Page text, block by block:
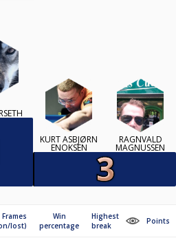
KURT ASBJØRN
ENOKSEN
RAGNVALD
MAGNUSSEN
Frames
lost)
Win
percentage
Highest
break
Points